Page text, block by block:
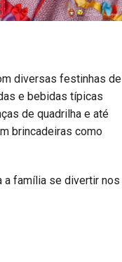
diversas festinhas de
e bebidas típicas
de quadrilha e até
brincadeiras como
a família se divertir nos